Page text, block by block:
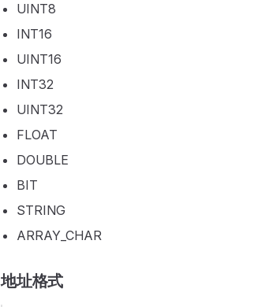
UINT8
INT16
UINT16
INT32
UINT32
FLOAT
DOUBLE
BIT
STRING
ARRAY_CHAR
地址格式